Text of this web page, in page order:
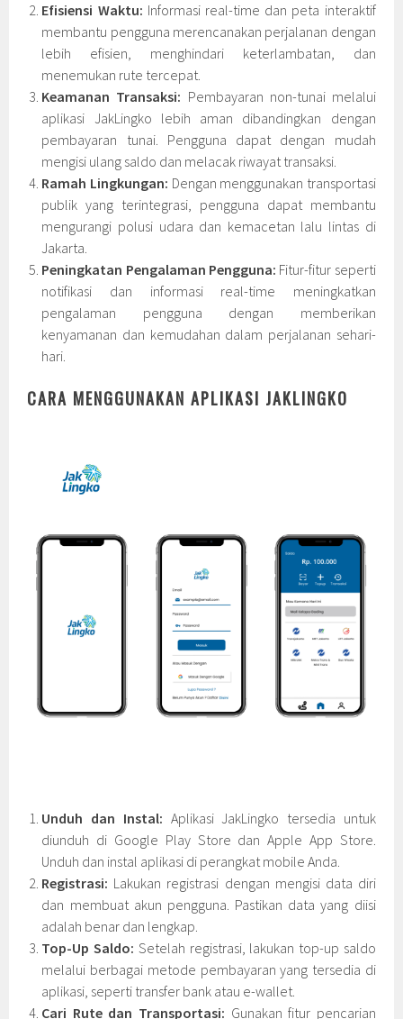
Efisiensi Waktu: Informasi real-time dan peta interaktif
membantu pengguna merencanakan perjalanan dengan
lebih efisien, menghindari keterlambatan, dan
menemukan rute tercepat.
Keamanan Transaksi: Pembayaran non-tunai melalui
aplikasi JakLingko lebih aman dibandingkan dengan
pembayaran tunai. Pengguna dapat dengan mudah
mengisi ulang saldo dan melacak riwayat transaksi.
Ramah Lingkungan: Dengan menggunakan transportasi
publik yang terintegrasi, pengguna dapat membantu
mengurangi polusi udara dan kemacetan lalu lintas di
Jakarta.
Peningkatan Pengalaman Pengguna: Fitur-fitur seperti
notifikasi dan informasi real-time meningkatkan
pengalaman pengguna dengan memberikan
kenyamanan dan kemudahan dalam perjalanan sehari-
hari.
CARA MENGGUNAKAN APLIKASI JAKLINGKO
Unduh dan Instal: Aplikasi JakLingko tersedia untuk
diunduh di Google Play Store dan Apple App Store.
Unduh dan instal aplikasi di perangkat mobile Anda.
Registrasi: Lakukan registrasi dengan mengisi data diri
dan membuat akun pengguna. Pastikan data yang diisi
adalah benar dan lengkap.
Top-Up Saldo: Setelah registrasi, lakukan top-up saldo
melalui berbagai metode pembayaran yang tersedia di
aplikasi, seperti transfer bank atau e-wallet.
Cari Rute dan Transportasi: Gunakan fitur pencarian